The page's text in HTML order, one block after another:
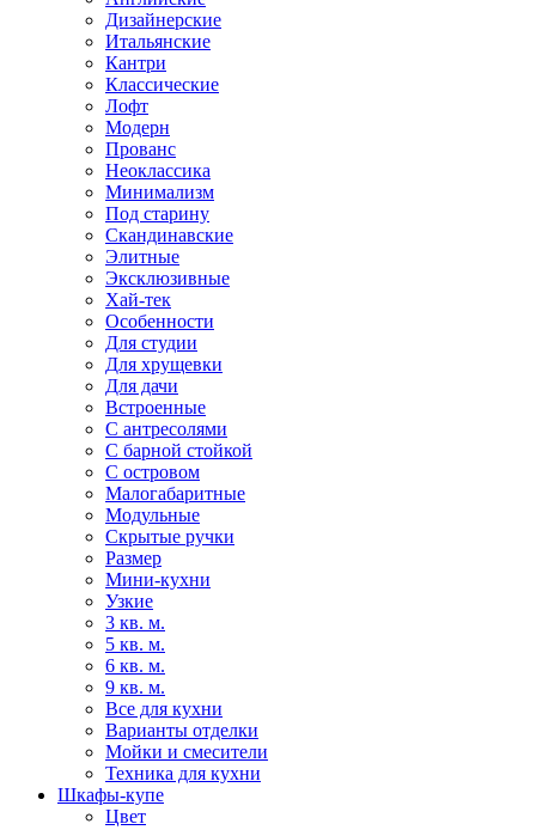
Дизайнерские
Итальянские
Кантри
Классические
Лофт
Модерн
Прованс
Неоклассика
Минимализм
Под старину
Скандинавские
Элитные
Эксклюзивные
Хай-тек
Особенности
Для студии
Для хрущевки
Для дачи
Встроенные
С антресолями
С барной стойкой
С островом
Малогабаритные
Модульные
Скрытые ручки
Размер
Мини-кухни
Узкие
3 кв. м.
5 кв. м.
6 кв. м.
9 кв. м.
Все для кухни
Варианты отделки
Мойки и смесители
Техника для кухни
Шкафы-купе
Цвет